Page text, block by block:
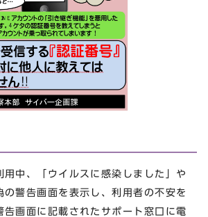
用中、「ウイルスに感染しました」や
の警告画面を表示し、利用者の不安を
告画面に記載されたサポート窓口に電